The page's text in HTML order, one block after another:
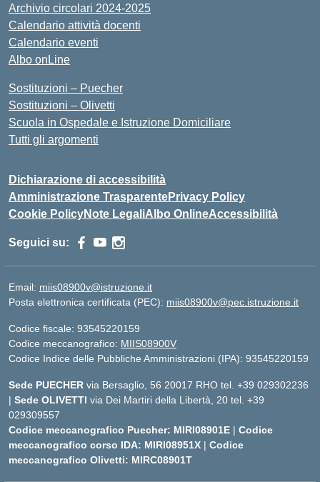
Archivio circolari 2024-2025
Calendario attività docenti
Calendario eventi
Albo onLine
Sostituzioni – Puecher
Sostituzioni – Olivetti
Scuola in Ospedale e Istruzione Domiciliare
Tutti gli argomenti
Dichiarazione di accessibilità
Amministrazione TrasparentePrivacy Policy
Cookie PolicyNote LegaliAlbo OnlineAccessibilità
Seguici su:
Email: miis08900v@istruzione.it
Posta elettronica certificata (PEC): miis08900v@pec.istruzione.it
Codice fiscale: 93545220159
Codice meccanografico: MIIS08900V
Codice Indice delle Pubbliche Amministrazioni (IPA): 93545220159
Sede PUECHER via Bersaglio, 56 20017 RHO tel. +39 029302236
| Sede OLIVETTI via Dei Martiri della Libertà, 20 tel. +39
029309557
Codice meccanografico Puecher: MIRI08901E | Codice
meccanografico corso IDA: MIRI08951X | Codice
meccanografico Olivetti: MIRC08901T